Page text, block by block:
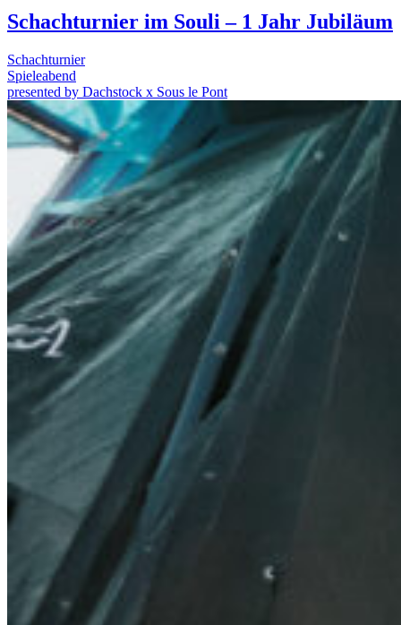
Schachturnier im Souli – 1 Jahr Jubiläum
Schachturnier
Spieleabend
presented by Dachstock x Sous le Pont